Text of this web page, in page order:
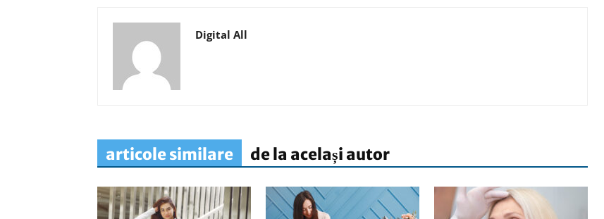
Digital All
articole similare de la același autor